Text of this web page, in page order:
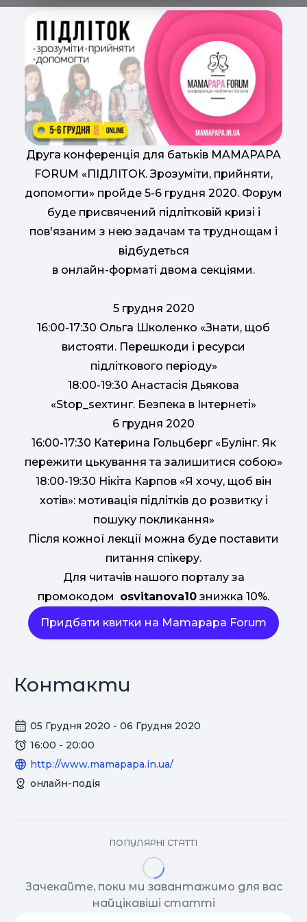
Друга конференція для батьків MAMAPAPA
FORUM «ПІДЛІТОК. Зрозуміти, прийняти,
допомогти» пройде 5-6 грудня 2020. Форум
буде присвячений підлітковій кризі і
пов'язаним з нею задачам та труднощам і
відбудеться
в онлайн-форматі двома секціями.
5 грудня 2020
16:00-17:30 Ольга Школенко «Знати, щоб
вистояти. Перешкоди і ресурси
підліткового періоду»
18:00-19:30 Анастасія Дьякова
«Stop_sexтинг. Безпека в Інтернеті»
6 грудня 2020
16:00-17:30 Катерина Гольцберг «Булінг. Як
пережити цькування та залишитися собою»
18:00-19:30 Нікіта Карпов «Я хочу, щоб він
хотів»: мотивація підлітків до розвитку і
пошуку покликання»
Після кожної лекції можна буде поставити
питання спікеру.
Для читачів нашого порталу за
промокодом osvitanova10 знижка 10%.
Придбати квитки на Mamapapa Forum
Контакти
05 Грудня 2020 - 06 Грудня 2020
16:00 - 20:00
http://www.mamapapa.in.ua/
онлайн-подія
ПОПУЛЯРНІ СТАТТІ
Зачекайте, поки ми завантажимо для вас
найцікавіші статті